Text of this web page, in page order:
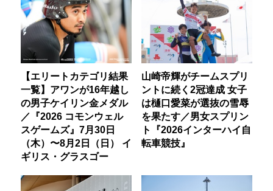
【エリートカテゴリ結果
一覧】アワンが16年越し
の男子ケイリン金メダル
／『2026 コモンウェル
スゲームズ』7月30日
（木）〜8月2日（日） イ
ギリス・グラスゴー
山崎帝輝がチームスプリ
ントに続く2冠達成 女子
は樋口愛菜が選抜の雪辱
を果たす／男女スプリン
ト『2026インターハイ自
転車競技』